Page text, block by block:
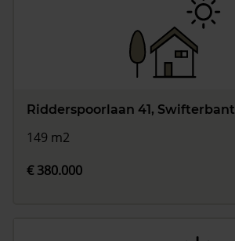
Ridderspoorlaan 41, Swifterbant
149 m2
€ 380.000